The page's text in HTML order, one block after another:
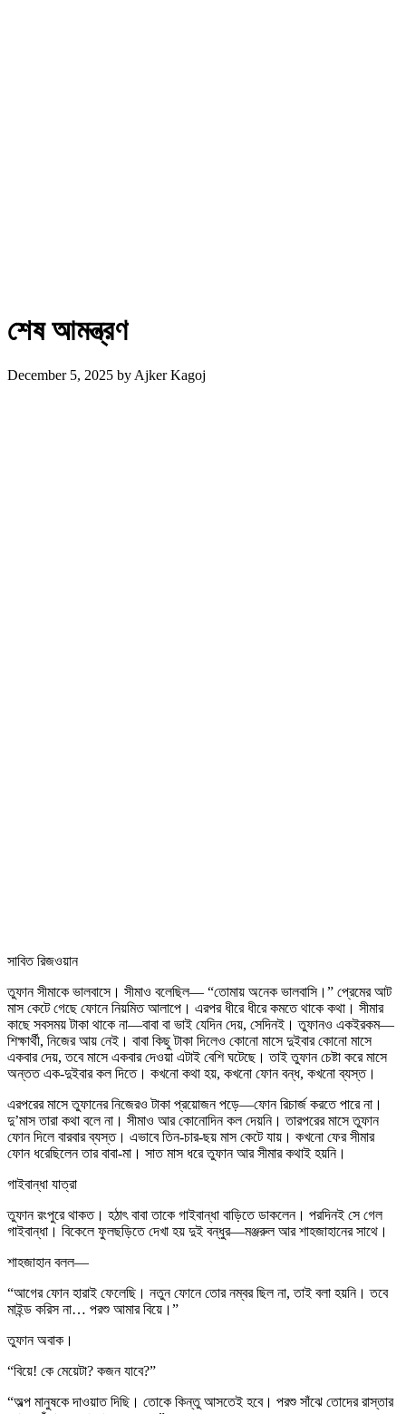
শেষ আমন্ত্রণ
December 5, 2025 by Ajker Kagoj
সাবিত রিজওয়ান
তুফান সীমাকে ভালবাসে। সীমাও বলেছিল— “তোমায় অনেক ভালবাসি।” প্রেমের আট
মাস কেটে গেছে ফোনে নিয়মিত আলাপে। এরপর ধীরে ধীরে কমতে থাকে কথা। সীমার
কাছে সবসময় টাকা থাকে না—বাবা বা ভাই যেদিন দেয়, সেদিনই। তুফানও একইরকম—
শিক্ষার্থী, নিজের আয় নেই। বাবা কিছু টাকা দিলেও কোনো মাসে দুইবার কোনো মাসে
একবার দেয়, তবে মাসে একবার দেওয়া এটাই বেশি ঘটেছে। তাই তুফান চেষ্টা করে মাসে
অন্তত এক-দুইবার কল দিতে। কখনো কথা হয়, কখনো ফোন বন্ধ, কখনো ব্যস্ত।
এরপরের মাসে তুফানের নিজেরও টাকা প্রয়োজন পড়ে—ফোন রিচার্জ করতে পারে না।
দু’মাস তারা কথা বলে না। সীমাও আর কোনোদিন কল দেয়নি। তারপরের মাসে তুফান
ফোন দিলে বারবার ব্যস্ত। এভাবে তিন-চার-ছয় মাস কেটে যায়। কখনো ফের সীমার
ফোন ধরেছিলেন তার বাবা-মা। সাত মাস ধরে তুফান আর সীমার কথাই হয়নি।
গাইবান্ধা যাত্রা
তুফান রংপুরে থাকত। হঠাৎ বাবা তাকে গাইবান্ধা বাড়িতে ডাকলেন। পরদিনই সে গেল
গাইবান্ধা। বিকেলে ফুলছড়িতে দেখা হয় দুই বন্ধুর—মঞ্জরুল আর শাহজাহানের সাথে।
শাহজাহান বলল—
“আগের ফোন হারাই ফেলেছি। নতুন ফোনে তোর নম্বর ছিল না, তাই বলা হয়নি। তবে
মাইন্ড করিস না… পরশু আমার বিয়ে।”
তুফান অবাক।
“বিয়ে! কে মেয়েটা? কজন যাবে?”
“অল্প মানুষকে দাওয়াত দিছি। তোকে কিন্তু আসতেই হবে। পরশু সাঁঝে তোদের রাস্তার